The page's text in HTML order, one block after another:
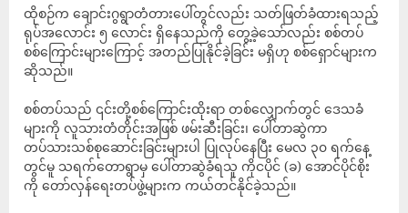
ထိုစဉ်က ချောင်းဂွရွာတံတားပေါ်တွင်လည်း သတ်ဖြတ်ခံထားရသည့်
ရုပ်အလောင်း ၅ လောင်း ရှိနေသည်ကို တွေ့ခဲ့သော်လည်း စစ်တပ်
စစ်ကြောင်းများကြောင့် အတည်ပြုနိုင်ခဲ့ခြင်း မရှိဟု စစ်ရှောင်များက
ဆိုသည်။
စစ်တပ်သည် ၎င်းတို့စစ်ကြောင်းထိုးရာ တစ်လျှောက်တွင် ဒေသခံ
များကို လူသားတံတိုင်းအဖြစ် ဖမ်းဆီးခြင်း၊ ပေါ်တာဆွဲကာ
တပ်သားသစ်စုဆောင်းခြင်းများပါ ပြုလုပ်နေပြီး မေလ ၃၀ ရက်နေ့
တွင်မူ သရက်တောရွာမှ ပေါ်တာဆွဲခံရသူ ကိုငပိုင် (ခ) အောင်ပိုင်စိုး
ကို တော်လှန်ရေးတပ်ဖွဲ့များက ကယ်တင်နိုင်ခဲ့သည်။